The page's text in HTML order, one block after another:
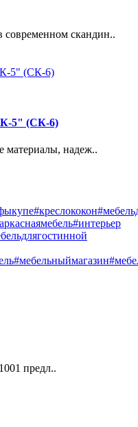
скандин..
5" (СК-6)
материалы, надеж..
предл..